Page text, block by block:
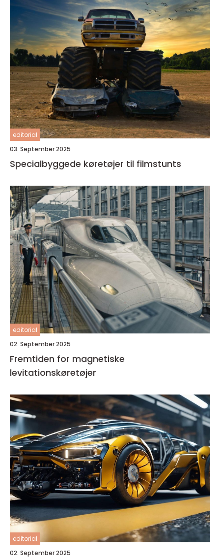
editorial
03. September 2025
Specialbyggede køretøjer til filmstunts
editorial
02. September 2025
Fremtiden for magnetiske
levitationskøretøjer
editorial
02. September 2025